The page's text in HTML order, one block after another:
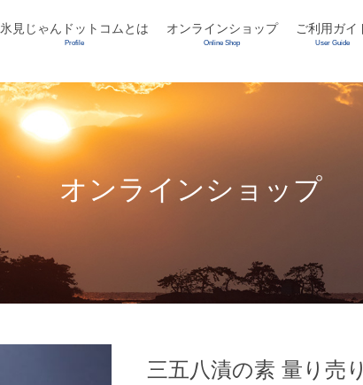
氷見じゃんドットコムとは
Profile
オンラインショップ
Online Shop
ご利用ガイ
User Guide
オンラインショップ
三五八漬の素 量り売